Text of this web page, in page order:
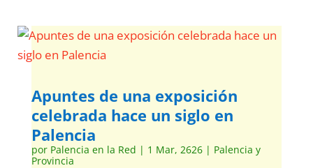
Apuntes de una exposición
celebrada hace un siglo en
Palencia
por Palencia en la Red | 1 Mar, 2626| Palencia y
Provincia